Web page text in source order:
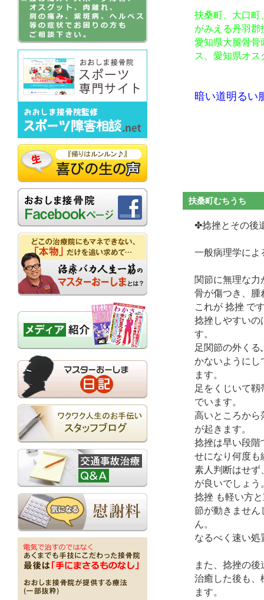
扶桑町、大口町
がみえる丹羽郡
愛知県大腿骨骨
ス、愛知県オ
暗い道明るい
扶桑町むちうち
✤捻挫とそ
一般病理学によ
関節に無理な力
骨が傷つき、腫
これが 捻挫 で
捻挫しやすいの
す。
足関節の外く
かないようにし
ます。
足をくじいて
でいます。
高いところから
が起きます。
捻挫は早い段階
せになり何度も
素人判断はせず
が良いでしょう
捻挫 も軽い方
節が動きません
ん。
なるべく速い処
また、捻挫の
治癒した後も、
ます。